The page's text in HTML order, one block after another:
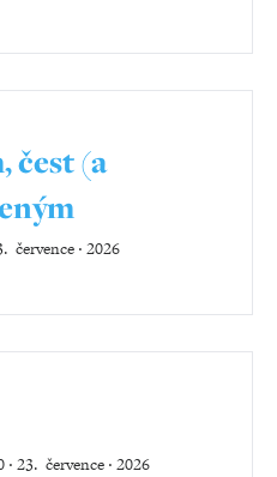
čest (a
července ‧ 2026
‧ 23. července ‧ 2026